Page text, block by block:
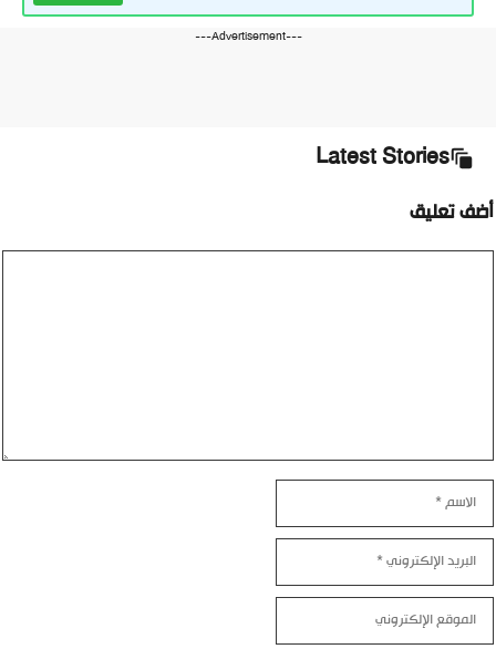
---Advertisement---
Latest Stories
أضف تعليق
تعليق
الاسم
البريد
الإلكتروني
الموقع
الإلكتروني